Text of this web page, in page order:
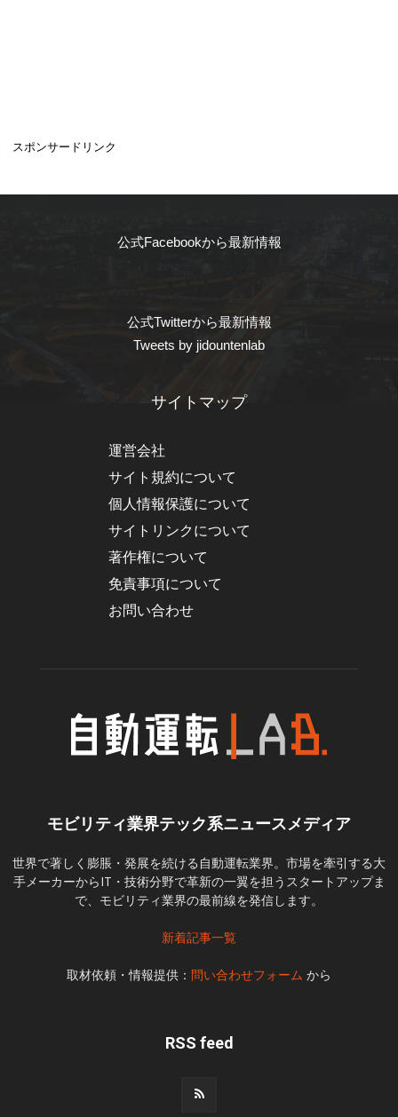
スポンサードリンク
公式Facebookから最新情報
公式Twitterから最新情報
Tweets by jidountenlab
サイトマップ
運営会社
サイト規約について
個人情報保護について
サイトリンクについて
著作権について
免責事項について
お問い合わせ
モビリティ業界テック系ニュースメディア
世界で著しく膨脹・発展を続ける自動運転業界。市場を牽引する大
手メーカーからIT・技術分野で革新の一翼を担うスタートアップま
で、モビリティ業界の最前線を発信します。
新着記事一覧
取材依頼・情報提供： 問い合わせフォーム から
RSS feed